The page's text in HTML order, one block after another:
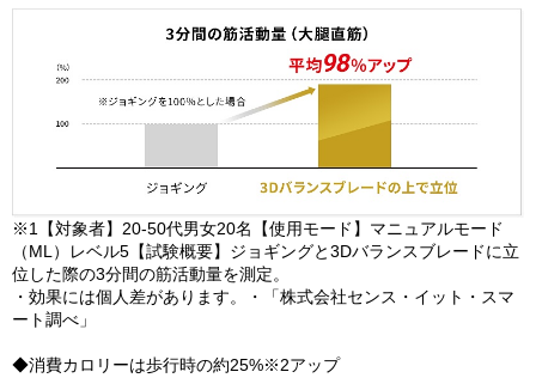
※1【対象者】20-50代男女20名【使用モード】マニュアルモード
（ML）レベル5【試験概要】ジョギングと3Dバランスブレードに立
位した際の3分間の筋活動量を測定。
・効果には個人差があります。・「株式会社センス・イット・スマ
ート調べ」
◆消費カロリーは歩行時の約25%※2アップ